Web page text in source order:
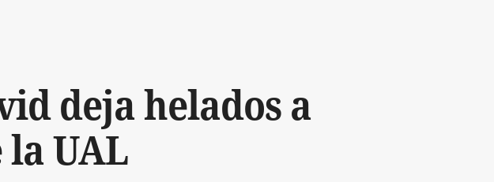
deja helados a
UAL